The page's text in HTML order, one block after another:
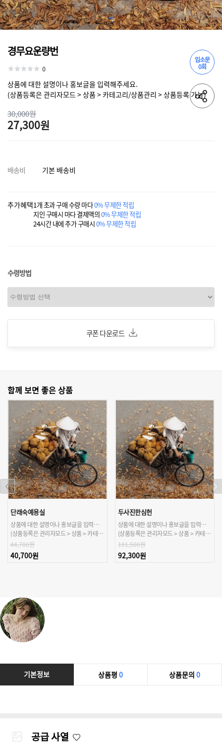
입소문
0회
경무요운량번
0
상품에 대한 설명이나 홍보글을 입력해주세요.
(상품등록은 관리자모드 > 상품 > 카테고리/상품관리 > 상품등록 가능)
30,000원
27,300원
배송비 기본 배송비
추가혜택1개 초과 구매 수량 마다0% 무제한 적립
지인 구매시 마다 결제액의0% 무제한 적립
24시간 내에 추가 구매시0% 무제한 적립
수령방법
쿠폰 다운로드
함께 보면 좋은 상품
단래숙예용실
상품에 대한 설명이나 홍보글을 입력해주세요.
(상품등록은 관리자모드 > 상품 > 카테고리/상품관리 > 상품등록 가능)
44,700원
40,700원
두사진한심헌
상품에 대한 설명이나 홍보글을 입력해주세요.
(상품등록은 관리자모드 > 상품 > 카테고리/상품관리 > 상품등록 가능)
101,500원
92,300원
기본정보 상품평 0 상품문의 0
공급 사열